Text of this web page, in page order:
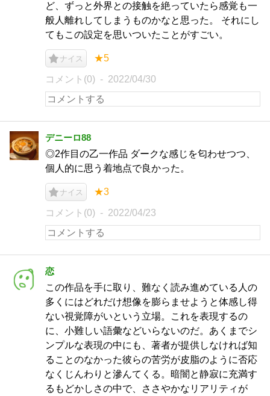
ど、ずっと外界との接触を絶っていたら感覚も一
般人離れしてしまうものかなと思った。 それにし
てもこの設定を思いついたことがすごい。
ナイス ★5
コメント(0) 2022/04/30
デニーロ88
◎2作目の乙一作品 ダークな感じを匂わせつつ、
個人的に思う着地点で良かった。
ナイス ★3
コメント(0) 2022/04/23
恋
この作品を手に取り、難なく読み進めている人の
多くにはどれだけ想像を膨らませようと体感し得
ない視覚障がいという立場。これを表現するの
に、小難しい語彙などいらないのだ。あくまでシ
ンプルな表現の中にも、著者が提供しなければ知
ることのなかった彼らの苦労が皮脂のように否応
なくじんわりと滲んてくる。暗闇と静寂に充満す
るもどかしさの中で、ささやかなリアリティが